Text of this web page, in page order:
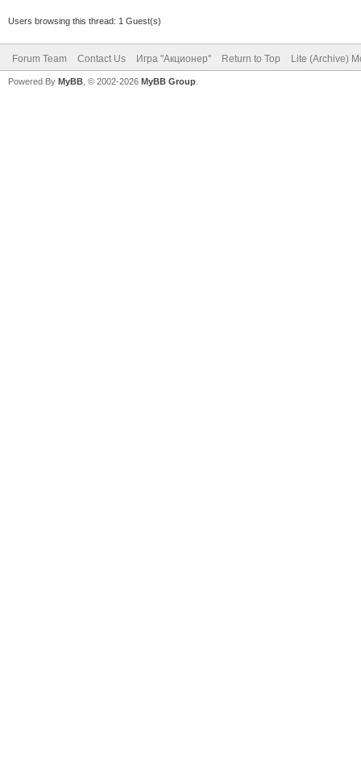
Users browsing this thread: 1 Guest(s)
Forum Team Contact Us Игра "Акционер" Return to Top Lite (Archive)
Powered By MyBB , © 2002-2026 MyBB Group